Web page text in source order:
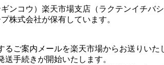
ンコウ）楽天市場支店（ラクテンイチバ
株式会社が保有しています。
るご案内メールを楽天市場からお送りいた
手続きが開始いたします。